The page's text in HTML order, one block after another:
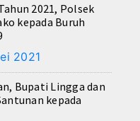
2021, Polsek
kepada Buruh
2021
Bupati Lingga dan
kepada